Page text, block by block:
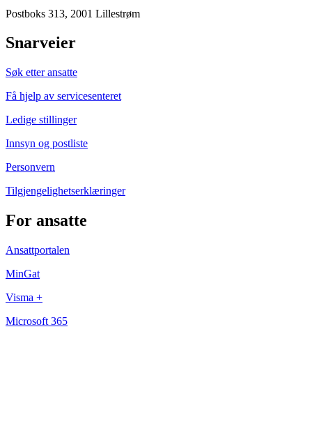
Postboks 313, 2001 Lillestrøm
Snarveier
Søk etter ansatte
Få hjelp av servicesenteret
Ledige stillinger
Innsyn og postliste
Personvern
Tilgjengelighetserklæringer
For ansatte
Ansattportalen
MinGat
Visma +
Microsoft 365